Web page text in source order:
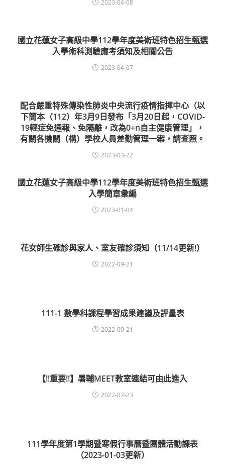
2023-04-08
國立花蓮女子高級中學112學年度美術班特色招生甄選
入學術科測驗應考須知及相關公告
2023-04-07
配合嚴重特殊傳染性肺炎中央流行疫情指揮中心（以
下簡本（112）年3月9日發布「3月20日起，COVID-
19輕症免通報、免隔離，改為0+n自主健康管理」，
有關各機關（構）學校人員差勤管理一案，請查照。
2023-03-22
國立花蓮女子高級中學112學年度美術班特色招生甄選
入學簡章彙編
2023-01-04
花女師生確診與家人、室友確診須知（11/14更新!）
2022-09-21
111-1 數學科課程學習成果建議及評量表
2022-09-21
【!!重要!!】暑輔MEET教室連結可由此進入
2022-07-23
111學年度第1學期暨寒假行事曆暨團體活動課表
（2023-01-03更新）